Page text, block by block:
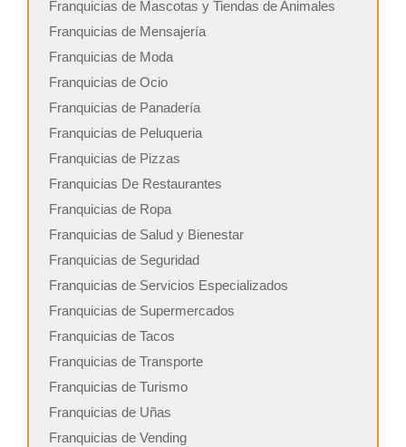
Franquicias de Mascotas y Tiendas de Animales
Franquicias de Mensajería
Franquicias de Moda
Franquicias de Ocio
Franquicias de Panadería
Franquicias de Peluqueria
Franquicias de Pizzas
Franquicias De Restaurantes
Franquicias de Ropa
Franquicias de Salud y Bienestar
Franquicias de Seguridad
Franquicias de Servicios Especializados
Franquicias de Supermercados
Franquicias de Tacos
Franquicias de Transporte
Franquicias de Turismo
Franquicias de Uñas
Franquicias de Vending